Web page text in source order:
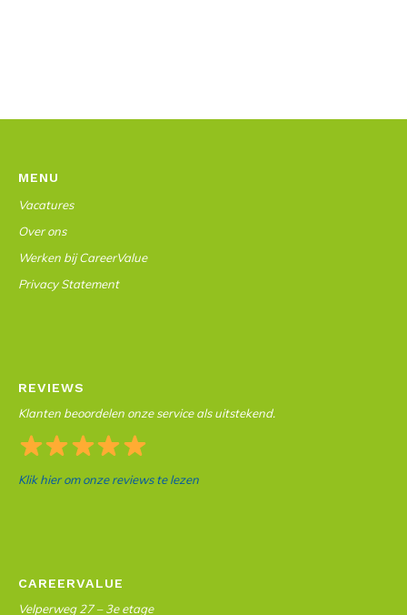
MENU
Vacatures
Over ons
Werken bij CareerValue
Privacy Statement
REVIEWS
Klanten beoordelen onze service als uitstekend.
Klik hier om onze reviews te lezen
CAREERVALUE
Velperweg 27 – 3e etage